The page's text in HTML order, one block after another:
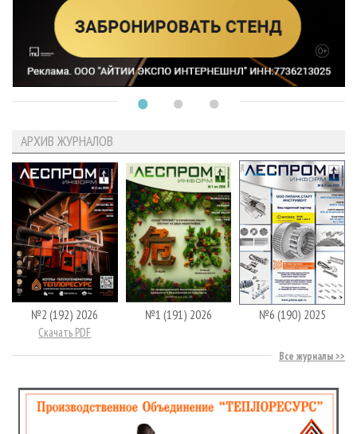
АРХИВ ЖУРНАЛОВ
№2 (192) 2026
Скачать PDF
№1 (191) 2026 №6 (190) 2025
Все журналы